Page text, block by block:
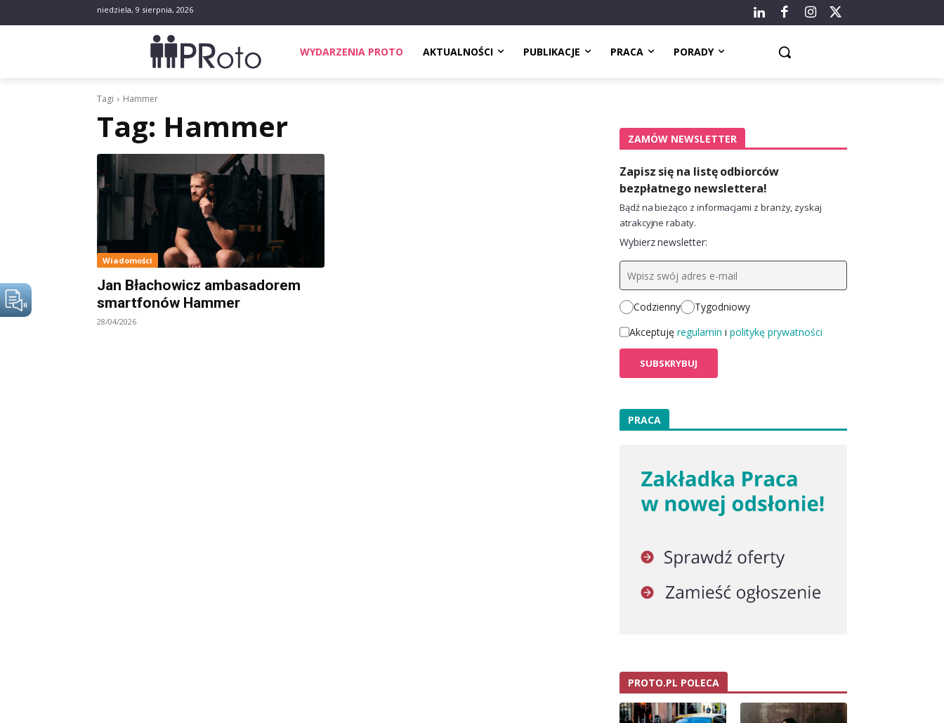
niedziela, 9 sierpnia, 2026
WYDARZENIA PROTO AKTUALNOŚCI PUBLIKACJE PRACA PORADY
Tagi Hammer
Tag: Hammer
Wiadomości
Jan Błachowicz ambasadorem
smartfonów Hammer
28/04/2026
ZAMÓW NEWSLETTER
Zapisz się na listę odbiorców
bezpłatnego newslettera!
Bądź na bieżąco z informacjami z branży, zyskaj
atrakcyjne rabaty.
Wybierz newsletter:
Codzienny
Tygodniowy
Akceptuję regulamin i politykę prywatności
PRACA
PROTO.PL POLECA